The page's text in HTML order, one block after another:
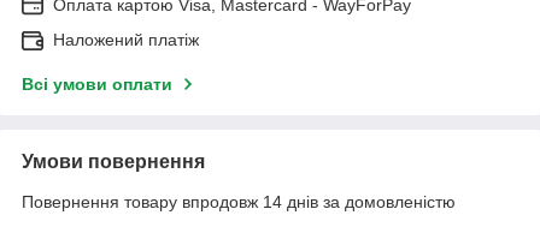
Оплата картою Visa, Mastercard - WayForPay
Наложений платіж
Всі умови оплати
Умови повернення
Повернення товару впродовж 14 днів за домовленістю